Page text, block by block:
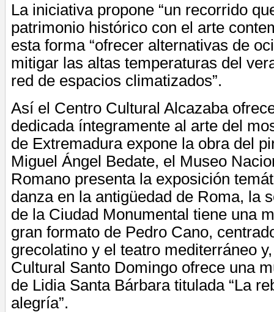
La iniciativa propone “un recorrido
patrimonio histórico con el arte
esta forma “ofrecer alternativas de
mitigar las altas temperaturas del
red de espacios climatizados”.
Así el Centro Cultural Alcazaba
dedicada íntegramente al arte del
de Extremadura expone la obra del
Miguel Ángel Bedate, el Museo
Romano presenta la exposición
danza en la antigüedad de Roma, la
de la Ciudad Monumental tiene una
gran formato de Pedro Cano,
grecolatino y el teatro mediterráneo
Cultural Santo Domingo ofrece una
de Lidia Santa Bárbara titulada “La
alegría”.